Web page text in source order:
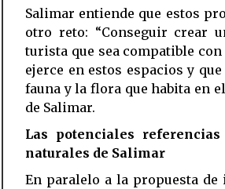
Salimar entiende que estos
otro reto: “Conseguir crear
turista que sea compatible
ejerce en estos espacios y
fauna y la flora que habita en
de Salimar.
Las potenciales
naturales de Salimar
En paralelo a la propuesta